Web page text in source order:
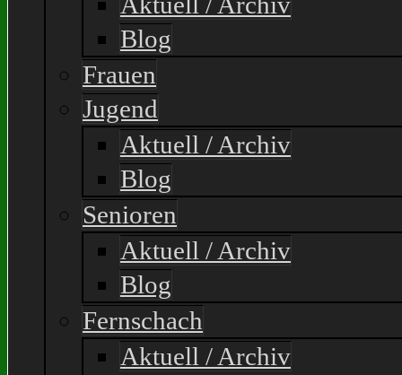
Blog
Frauen
Jugend
Aktuell / Archiv
Blog
Senioren
Aktuell / Archiv
Blog
Fernschach
Aktuell / Archiv